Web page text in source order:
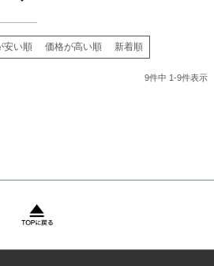
安い順 価格が高い順 新着順
9件中 1 -9件表示